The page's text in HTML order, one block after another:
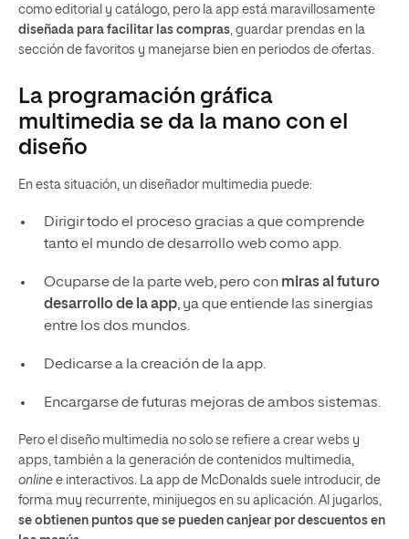
como editorial y catálogo, pero la app está maravillosamente
diseñada para facilitar las compras , guardar prendas en la
sección de favoritos y manejarse bien en periodos de ofertas.
La programación gráfica
multimedia se da la mano con el
diseño
En esta situación, un diseñador multimedia puede:
Dirigir todo el proceso gracias a que comprende
tanto el mundo de desarrollo web como app.
Ocuparse de la parte web, pero con miras al futuro
desarrollo de la app, ya que entiende las sinergias
entre los dos mundos.
Dedicarse a la creación de la app.
Encargarse de futuras mejoras de ambos sistemas.
Pero el diseño multimedia no solo se refiere a crear webs y
apps, también a la generación de contenidos multimedia,
online e interactivos. La app de McDonalds suele introducir, de
forma muy recurrente, minijuegos en su aplicación. Al jugarlos,
se obtienen puntos que se pueden canjear por descuentos en